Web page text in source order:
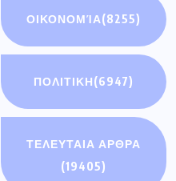
ΟΙΚΟΝΟΜΊΑ(8255)
ΠΟΛΙΤΙΚΗ(6947)
ΤΕΛΕΥΤΑΙΑ ΑΡΘΡΑ
(19405)